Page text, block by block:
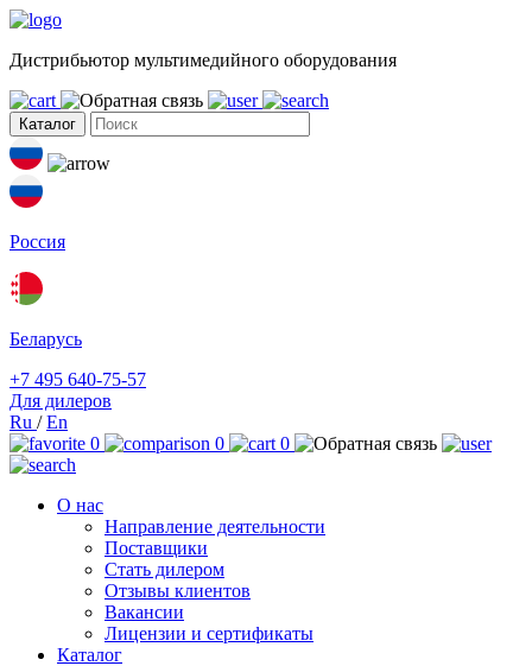
Дистрибьютор мультимедийного оборудования
Каталог
Россия
Беларусь
+7 495 640-75-57
Для дилеров
Ru /En
0
0 0
О нас
Направление деятельности
Поставщики
Стать дилером
Отзывы клиентов
Вакансии
Лицензии и сертификаты
Каталог